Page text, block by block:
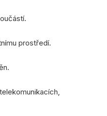
prostředí.